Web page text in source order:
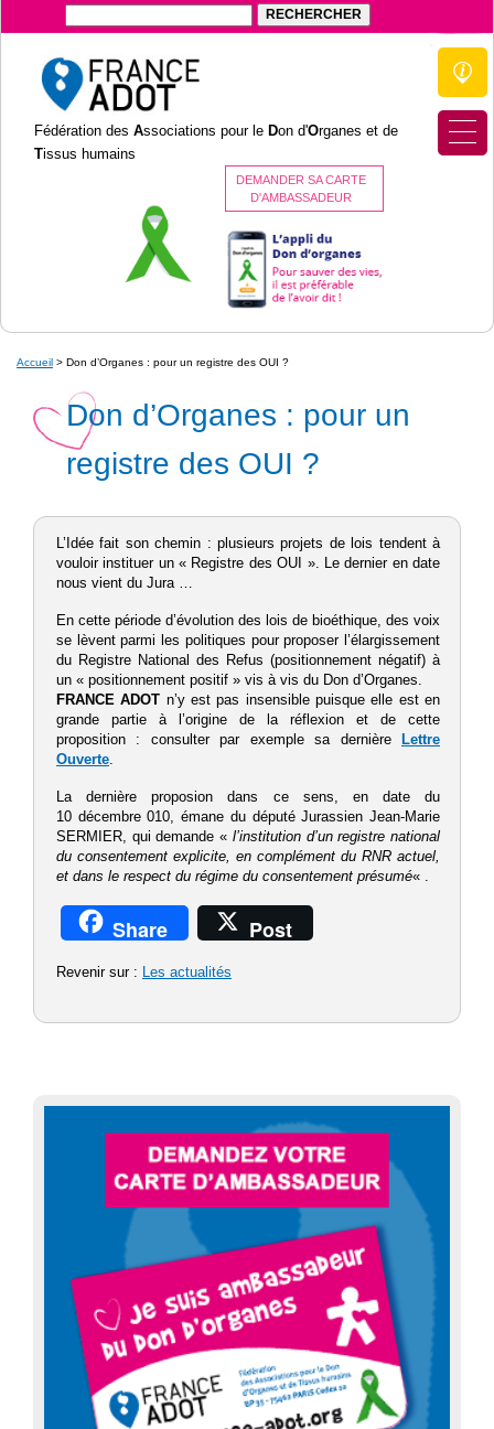
Fédération des Associations pour le Don d'Organes et de
Tissus humains
DEMANDER SA CARTE
D'AMBASSADEUR
Accueil > Don d’Organes : pour un registre des OUI ?
Don d’Organes : pour un
registre des OUI ?
L’Idée fait son chemin : plusieurs projets de lois tendent à
vouloir instituer un « Registre des OUI ». Le dernier en date
nous vient du Jura …
En cette période d’évolution des lois de bioéthique, des voix
se lèvent parmi les politiques pour proposer l’élargissement
du Registre National des Refus (positionnement négatif) à
un « positionnement positif » vis à vis du Don d’Organes.
FRANCE ADOT n’y est pas insensible puisque elle est en
grande partie à l’origine de la réflexion et de cette
proposition : consulter par exemple sa dernière
Lettre
Ouverte.
La dernière proposion dans ce sens, en date du
10 décembre 010, émane du député Jurassien Jean-Marie
SERMIER, qui demande « l’institution d’un registre national
du consentement explicite, en complément du RNR actuel,
et dans le respect du régime du consentement présumé« .
Share Post
Revenir sur : Les actualités